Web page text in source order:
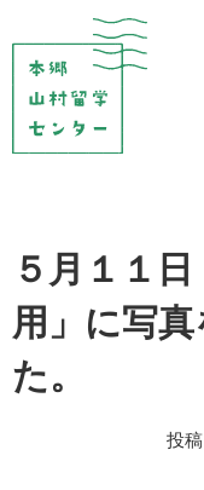
ン
ン
５月１１
用」に写
た。
投